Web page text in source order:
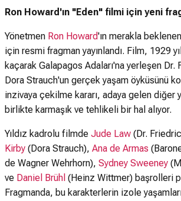
Ron Howard'ın "Eden" filmi için yeni
Yönetmen Ron Howard'ın merakla
için resmi fragman yayınlandı. Film, 1929
kaçarak Galapagos Adaları'na yerleşen
Dora Strauch'un gerçek yaşam öyküsünü
inzivaya çekilme kararı, adaya gelen diğer
birlikte karmaşık ve tehlikeli bir hal alıyor.​
Yıldız kadrolu filmde Jude Law (Dr.
Kirby (Dora Strauch), Ana de Armas
de Wagner Wehrhorn), Sydney Sweeney
ve Daniel Brühl (Heinz Wittmer) başrolleri
Fragmanda, bu karakterlerin izole